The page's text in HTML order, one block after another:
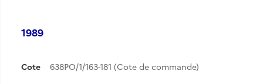
1989
Cote 638PO/1/163-181 (Cote de commande)